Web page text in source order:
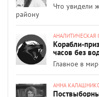
Что увидели
району
АНАЛИТИЧЕСКАЯ
Корабли-
часов без
Главное в
АННА